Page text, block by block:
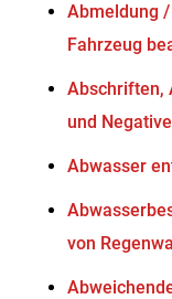
Abmeldung
Fahrzeug
Abschriften,
und
Abwasser
von